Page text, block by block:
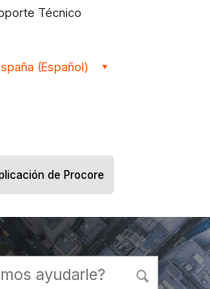
Técnico
(Español)
de Procore